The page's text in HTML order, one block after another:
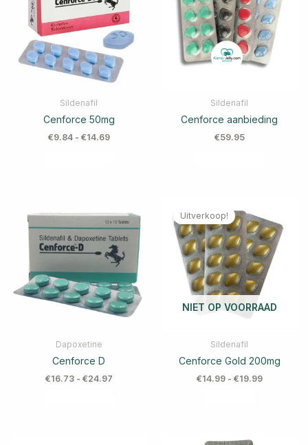
Sildenafil
Cenforce 50mg
€9.84- €14.69
Sildenafil
Cenforce aanbieding
€59.95
Dapoxetine
Cenforce D
€16.73- €24.97
NIET OP VOORRAAD
Uitverkoop!
Sildenafil
Cenforce Gold 200mg
€14.99- €19.99